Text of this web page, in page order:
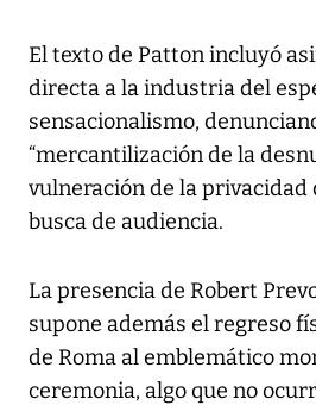
El texto de Patton incluyó
directa a la industria del
sensacionalismo,
“mercantilización de la
vulneración de la privacidad
busca de audiencia.
La presencia de Robert
supone además el regreso
de Roma al emblemático
ceremonia, algo que no